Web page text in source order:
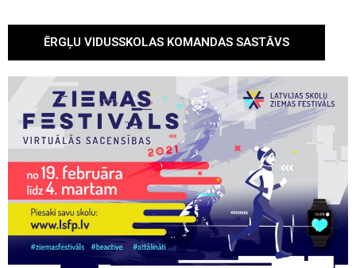
ĒRGĻU VIDUSSKOLAS KOMANDAS SASTĀVS